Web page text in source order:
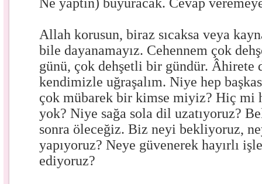
Allah korusun, biraz sıcaksa veya
bile dayanamayız. Cehennem çok
günü, çok dehşetli bir gündür. Âhirete
kendimizle uğraşalım. Niye hep
çok mübarek bir kimse miyiz? Hiç mi
yok? Niye sağa sola dil uzatıyoruz?
sonra öleceğiz. Biz neyi bekliyoruz,
yapıyoruz? Neye güvenerek hayırlı
ediyoruz?